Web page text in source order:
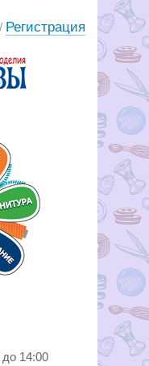
14:00
для
/ Регистрация